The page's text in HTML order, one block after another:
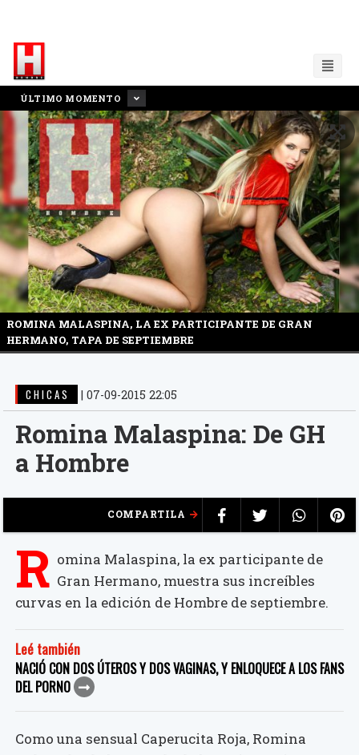
ÚLTIMO MOMENTO
ROMINA MALASPINA, LA EX PARTICIPANTE DE GRAN
HERMANO, TAPA DE SEPTIEMBRE
CHICAS | 07-09-2015 22:05
Romina Malaspina: De GH
a Hombre
COMPARTILA
R omina Malaspina, la ex participante de
Gran Hermano, muestra sus increíbles
curvas en la edición de Hombre de septiembre.
Leé también
NACIÓ CON DOS ÚTEROS Y DOS VAGINAS, Y ENLOQUECE A LOS FANS
DEL PORNO
Como una sensual Caperucita Roja, Romina